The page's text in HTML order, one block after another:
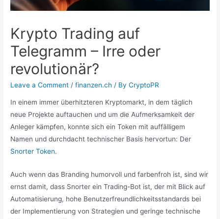
Krypto Trading auf
Telegramm – Irre oder
revolutionär?
Leave a Comment /finanzen.ch / ByCryptoPR
In einem immer überhitzteren Kryptomarkt, in dem täglich
neue Projekte auftauchen und um die Aufmerksamkeit der
Anleger kämpfen, konnte sich ein Token mit auffälligem
Namen und durchdacht technischer Basis hervortun: Der
Snorter Token.
Auch wenn das Branding humorvoll und farbenfroh ist, sind wir
ernst damit, dass Snorter ein Trading-Bot ist, der mit Blick auf
Automatisierung, hohe Benutzerfreundlichkeitsstandards bei
der Implementierung von Strategien und geringe technische